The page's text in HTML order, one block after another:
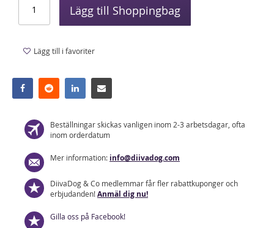
Beställningar skickas vanligen inom 2-3 arbetsdagar, ofta
inom orderdatum
Mer information: info@diivadog.com
DiivaDog & Co medlemmar får fler rabattkuponger och
erbjudanden!Anmäl dig nu!
Gilla oss på Facebook!
Lägg till Shoppingbag
Lägg till i favoriter